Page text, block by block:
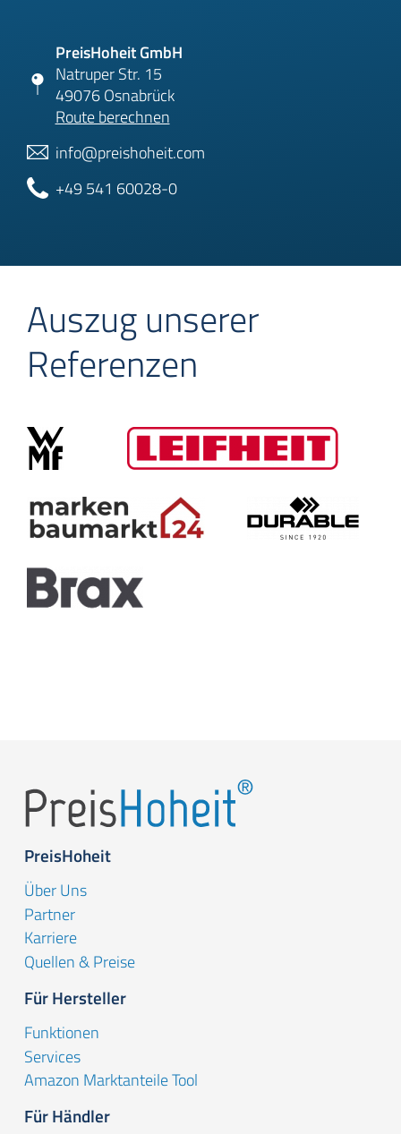
PreisHoheit GmbH
Natruper Str. 15
49076 Osnabrück
Route berechnen
info@preishoheit.com
+49 541 60028-0
Auszug unserer
Referenzen
PreisHoheit
Über Uns
Partner
Karriere
Quellen & Preise
Für Hersteller
Funktionen
Services
Amazon Marktanteile Tool
Für Händler